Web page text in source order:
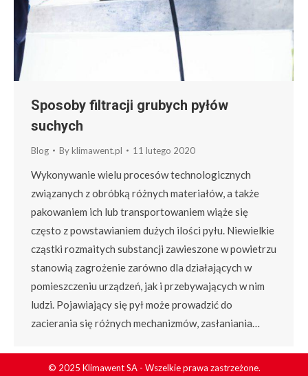
Sposoby filtracji grubych pyłów
suchych
Blog Byklimawent.pl 11 lutego 2020
Wykonywanie wielu procesów technologicznych
związanych z obróbką różnych materiałów, a także
pakowaniem ich lub transportowaniem wiąże się
często z powstawianiem dużych ilości pyłu. Niewielkie
cząstki rozmaitych substancji zawieszone w powietrzu
stanowią zagrożenie zarówno dla działających w
pomieszczeniu urządzeń, jak i przebywających w nim
ludzi. Pojawiający się pył może prowadzić do
zacierania się różnych mechanizmów, zasłaniania…
© 2025 Klimawent SA - Wszelkie prawa zastrzeżone.